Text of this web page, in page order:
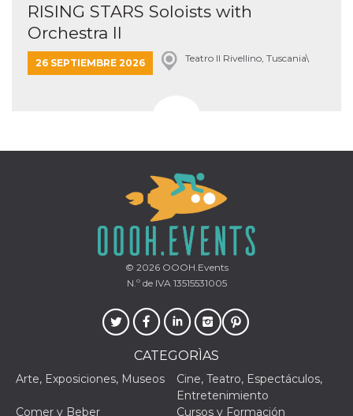
RISING STARS Soloists with
Orchestra II
26 SEPTIEMBRE 2026 Teatro Il Rivellino, Tuscania\
© 2026OOOH.Events
N.º de IVA 13515531005
CATEGORÌAS
Arte, Exposiciones, Museos
Cine, Teatro, Espectáculos,
Entretenimiento
Comer y Beber
Cursos y Formación